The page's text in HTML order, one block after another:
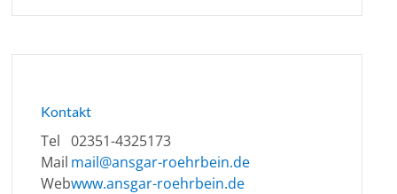
Kontakt
Tel 02351-4325173
Mail mail@ansgar-roehrbein.de
Webwww.ansgar-roehrbein.de